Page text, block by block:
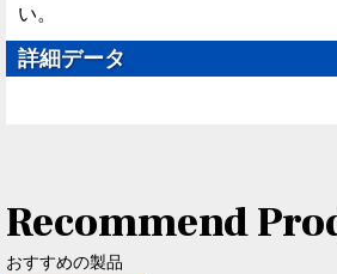
い。
詳細データ
Recommend
おすすめの製品